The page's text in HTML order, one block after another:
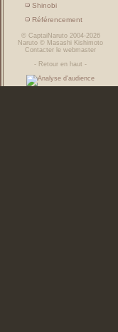
Shinobi
Référencement
© CaptaiNaruto2004-2026
Naruto © Masashi Kishimoto
Contacter le webmaster
- Retour en haut -